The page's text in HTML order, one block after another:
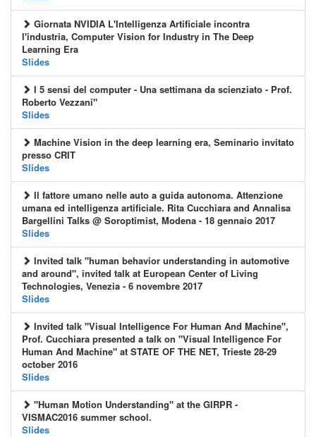
Giornata NVIDIA L'Intelligenza Artificiale incontra
l'industria, Computer Vision for Industry in The Deep
Learning Era
Slides
I 5 sensi del computer - Una settimana da scienziato - Prof.
Roberto Vezzani"
Slides
Machine Vision in the deep learning era, Seminario invitato
presso CRIT
Slides
Il fattore umano nelle auto a guida autonoma. Attenzione
umana ed intelligenza artificiale. Rita Cucchiara and Annalisa
Bargellini Talks @ Soroptimist, Modena - 18 gennaio 2017
Slides
Invited talk "human behavior understanding in automotive
and around", invited talk at European Center of Living
Technologies, Venezia - 6 novembre 2017
Slides
Invited talk "Visual Intelligence For Human And Machine",
Prof. Cucchiara presented a talk on "Visual Intelligence For
Human And Machine" at STATE OF THE NET, Trieste 28-29
october 2016
Slides
"Human Motion Understanding" at the GIRPR -
VISMAC2016 summer school.
Slides